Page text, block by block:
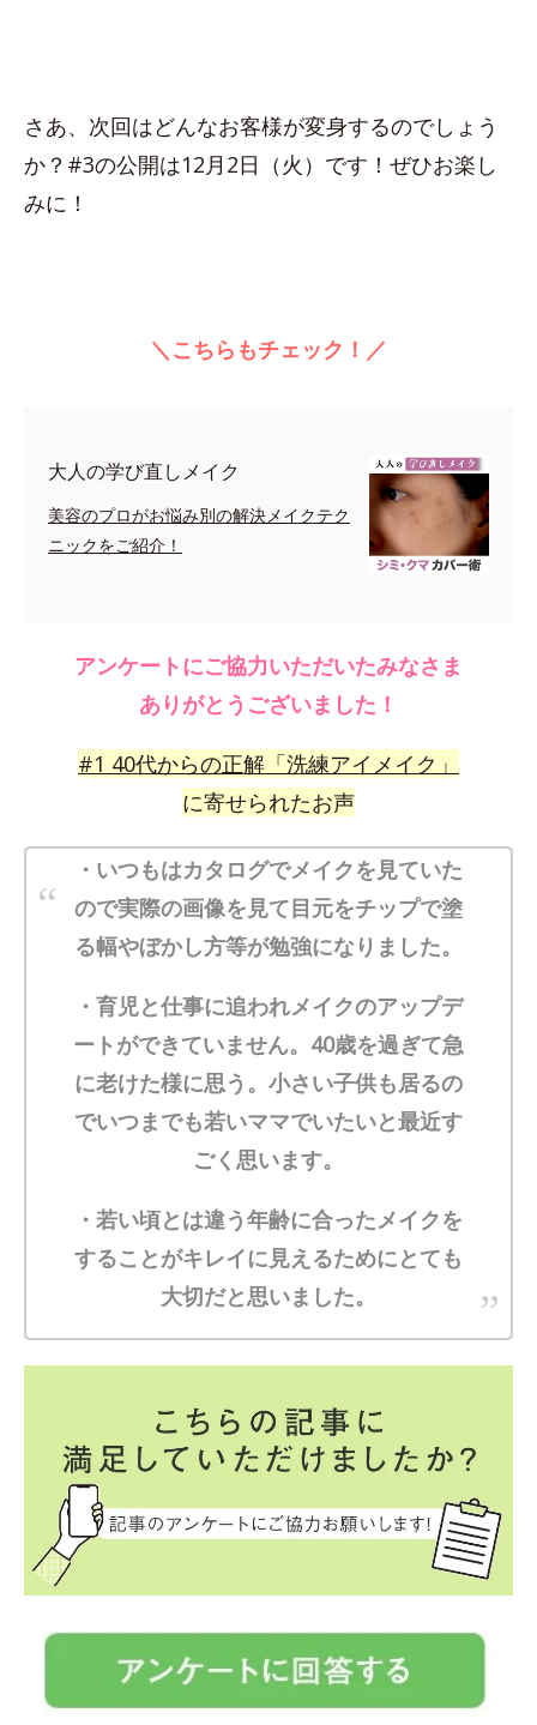
さあ、次回はどんなお客様が変身するのでしょう
か？#3の公開は12月2日（火）です！ぜひお楽し
みに！
＼こちらもチェック！／
大人の学び直しメイク
美容のプロがお悩み別の解決メイクテク
ニックをご紹介！
アンケートにご協力いただいたみなさま
ありがとうございました！
#1 40代からの正解「洗練アイメイク」
に寄せられたお声
・いつもはカタログでメイクを見ていた
ので実際の画像を見て目元をチップで塗
る幅やぼかし方等が勉強になりました。
・育児と仕事に追われメイクのアップデ
ートができていません。40歳を過ぎて急
に老けた様に思う。小さい子供も居るの
でいつまでも若いママでいたいと最近す
ごく思います。
・若い頃とは違う年齢に合ったメイクを
することがキレイに見えるためにとても
大切だと思いました。